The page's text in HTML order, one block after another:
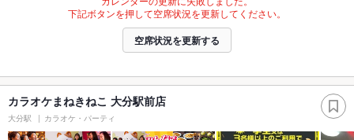
下記ボタンを押して空席状況を更新してください。
空席状況を更新する
カラオケまねきねこ 大分駅前店
大分駅 カラオケ・パーティ